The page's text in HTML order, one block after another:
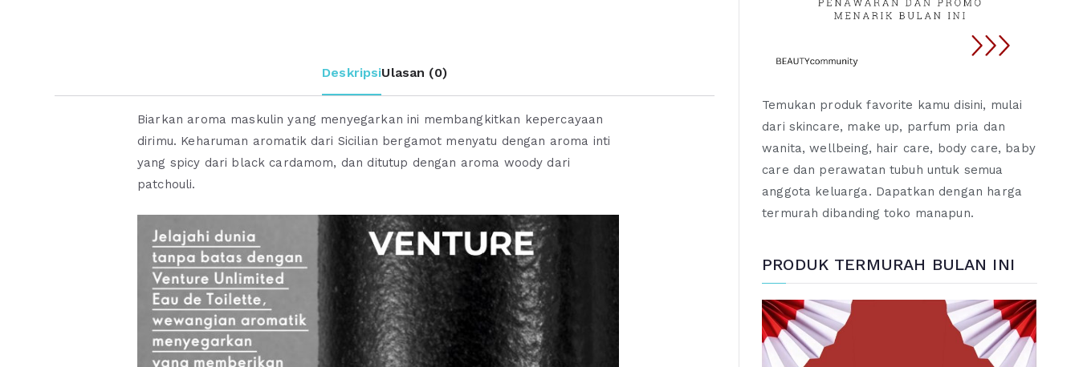
DeskripsiUlasan (0)
Biarkan aroma maskulin yang menyegarkan ini membangkitkan kepercayaan
dirimu. Keharuman aromatik dari Sicilian bergamot menyatu dengan aroma inti
yang spicy dari black cardamom, dan ditutup dengan aroma woody dari
patchouli.
Temukan produk favorite kamu disini, mulai
dari skincare, make up, parfum pria dan
wanita, wellbeing, hair care, body care, baby
care dan perawatan tubuh untuk semua
anggota keluarga. Dapatkan dengan harga
termurah dibanding toko manapun.
PRODUK TERMURAH BULAN INI